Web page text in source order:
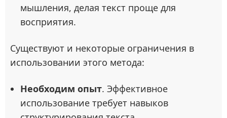
мышления, делая текст проще для
восприятия.
Существуют и некоторые ограничения в
использовании этого метода:
Необходим опыт. Эффективное
использование требует навыков